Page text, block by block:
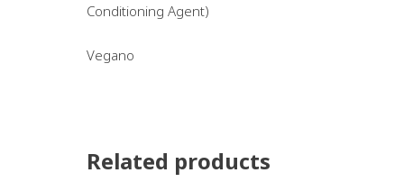
Conditioning Agent)
Vegano
Related products